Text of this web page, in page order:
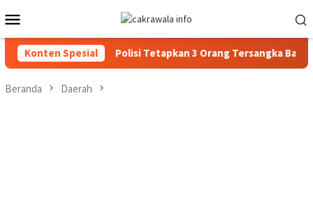
ke
kontenMobile
Konten SpesialPolisi Tetapkan 3 Orang Tersangka Baru
Beranda Daerah